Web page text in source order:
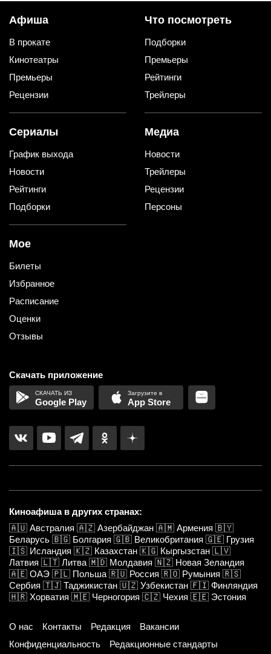
Афиша
В прокате
Кинотеатры
Премьеры
Рецензии
Что посмотреть
Подборки
Премьеры
Рейтинги
Трейлеры
Сериалы
График выхода
Новости
Рейтинги
Подборки
Медиа
Новости
Трейлеры
Рецензии
Персоны
Мое
Билеты
Избранное
Расписание
Оценки
Отзывы
Скачать приложение
Google Play App Store
Киноафиша в других странах:
🇦🇺 Австралия 🇦🇿 Азербайджан 🇦🇲 Армения 🇧🇾
Беларусь 🇧🇬 Болгария 🇬🇧 Великобритания 🇬🇪 Грузия
🇮🇸 Исландия 🇰🇿 Казахстан 🇰🇬 Кыргызстан 🇱🇻
Латвия 🇱🇹 Литва 🇲🇩 Молдавия 🇳🇿 Новая Зеландия
🇦🇪 ОАЭ 🇵🇱 Польша 🇷🇺 Россия 🇷🇴 Румыния 🇷🇸
Сербия 🇹🇯 Таджикистан 🇺🇿 Узбекистан 🇫🇮 Финляндия
🇭🇷 Хорватия 🇲🇪 Черногория 🇨🇿 Чехия 🇪🇪 Эстония
О нас Контакты Редакция
Вакансии
Конфиденциальность
Редакционные стандарты